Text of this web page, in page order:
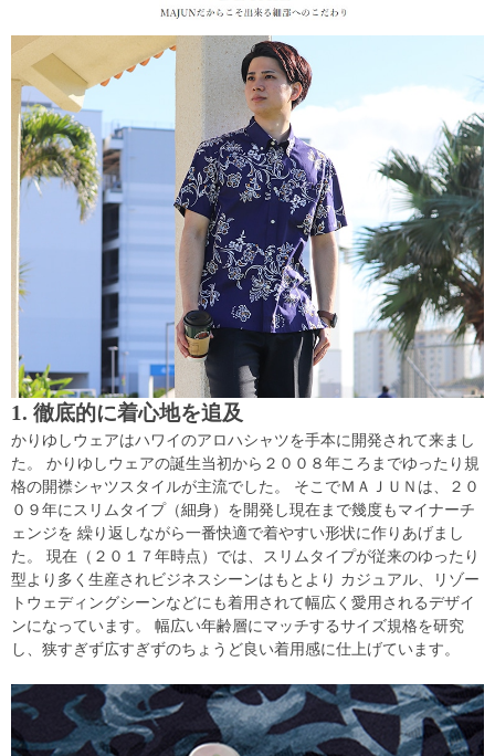
1. 徹底的に着心地を追及
かりゆしウェアはハワイのアロハシャツを手本に開発されて来まし
た。 かりゆしウェアの誕生当初から２００８年ころまでゆったり規
格の開襟シャツスタイルが主流でした。 そこでＭＡＪＵＮは、２０
０９年にスリムタイプ（細身）を開発し現在まで幾度もマイナーチ
ェンジを 繰り返しながら一番快適で着やすい形状に作りあげまし
た。 現在（２０１７年時点）では、スリムタイプが従来のゆったり
型より多く生産されビジネスシーンはもとより カジュアル、リゾー
トウェディングシーンなどにも着用されて幅広く愛用されるデザイ
ンになっています。 幅広い年齢層にマッチするサイズ規格を研究
し、狭すぎず広すぎずのちょうど良い着用感に仕上げています。